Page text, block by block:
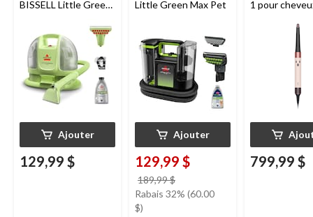
BISSELL Little Green
tapis et tissus
d'ameublement
Ajouter
129,99 $
Little Green Max Pet
Ajouter
129,99 $
189,99 $
était
Rabais 32% (60.00
$)
1 pour
Airwrap i.d.,
céramique
799,99 $